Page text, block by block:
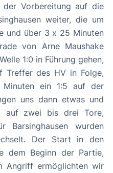
Vorbereitung auf die
weiter, die um
und über 3 x 25 Minuten
von Arne Maushake
1:0 in Führung gehen,
Treffer des HV in Folge,
Minuten ein 1:5 auf der
uns dann etwas und
auf zwei bis drei Tore,
Barsinghausen wurden
Der Start in den
dem Beginn der Partie,
Angriff ermöglichten wir